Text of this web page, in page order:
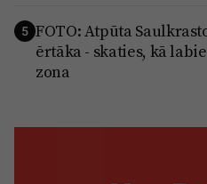
5 FOTO: Atpūta
ērtāka - skaties, kā
zona